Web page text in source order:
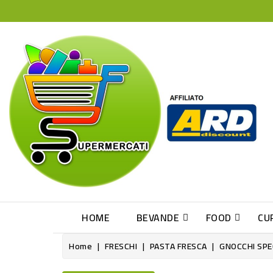
HOME BEVANDE FOOD
Home FRESCHI PASTA FRESCA GNOCCHI